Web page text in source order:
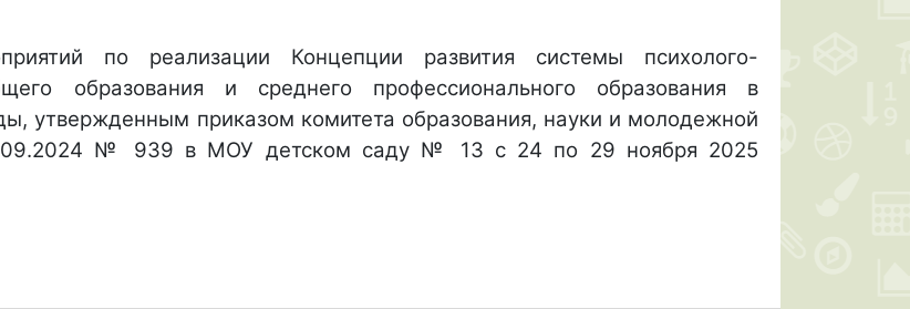
по реализации Концепции развития системы психолого-
образования и среднего профессионального образования в
утвержденным приказом комитета образования, науки и молодежной
№ 939 в МОУ детском саду № 13 с 24 по 29 ноября 2025